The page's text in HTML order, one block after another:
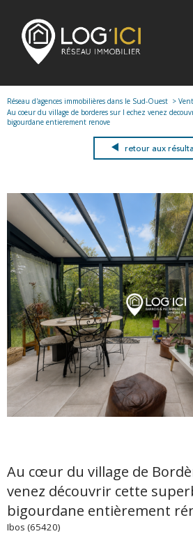
Réseau d'agences immobilières dans le Sud-Ouest
Au coeur du village de borderes sur l echez venez
bigourdane entierement renove
retour aux
Au cœur du village de
venez découvrir cette
bigourdane entièrement
Ibos (65420)